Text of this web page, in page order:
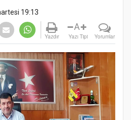
19:13
Yazdır
A
Yazı Tipi Yorumlar